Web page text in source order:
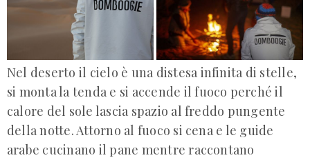
Nel deserto il cielo è una distesa infinita di stelle,
si monta la tenda e si accende il fuoco perché il
calore del sole lascia spazio al freddo pungente
della notte. Attorno al fuoco si cena e le guide
arabe cucinano il pane mentre raccontano